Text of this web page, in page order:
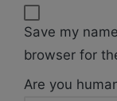
Save my
browser for
Are you